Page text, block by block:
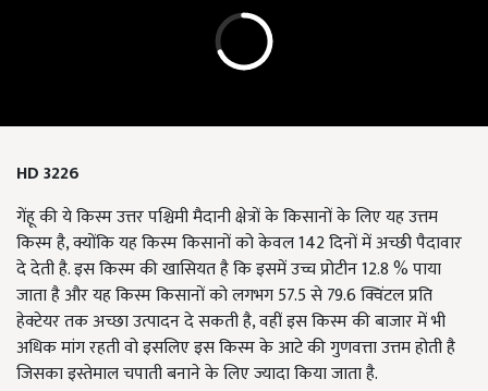
HD 3226
गेंहू की ये किस्म उत्तर पश्चिमी मैदानी क्षेत्रों के किसानों के लिए यह उत्तम
किस्म है, क्योंकि यह किस्म किसानों को केवल 142 दिनों में अच्छी पैदावार
दे देती है. इस किस्म की खासियत है कि इसमें उच्च प्रोटीन 12.8 % पाया
जाता है और यह किस्म किसानों को लगभग 57.5 से 79.6 क्विंटल प्रति
हेक्टेयर तक अच्छा उत्पादन दे सकती है, वहीं इस किस्म की बाजार में भी
अधिक मांग रहती वो इसलिए इस किस्म के आटे की गुणवत्ता उत्तम होती है
जिसका इस्तेमाल चपाती बनाने के लिए ज्यादा किया जाता है.